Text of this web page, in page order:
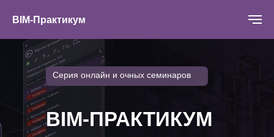
BIM-Практикум
Серия онлайн и очных семинаров
BIM-ПРАКТИКУМ